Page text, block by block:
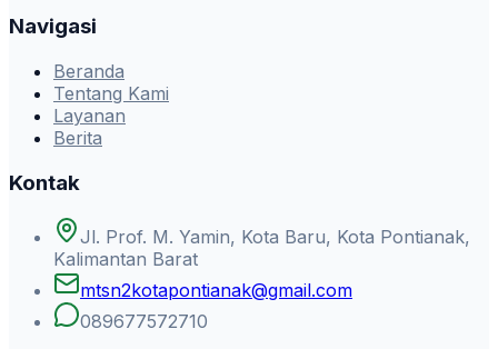
Navigasi
Beranda
Tentang Kami
Layanan
Berita
Kontak
Jl. Prof. M. Yamin, Kota Baru, Kota Pontianak,
Kalimantan Barat
mtsn2kotapontianak@gmail.com
089677572710